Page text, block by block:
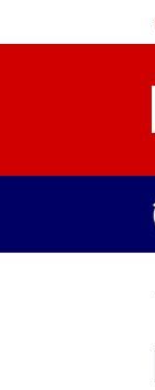
satın